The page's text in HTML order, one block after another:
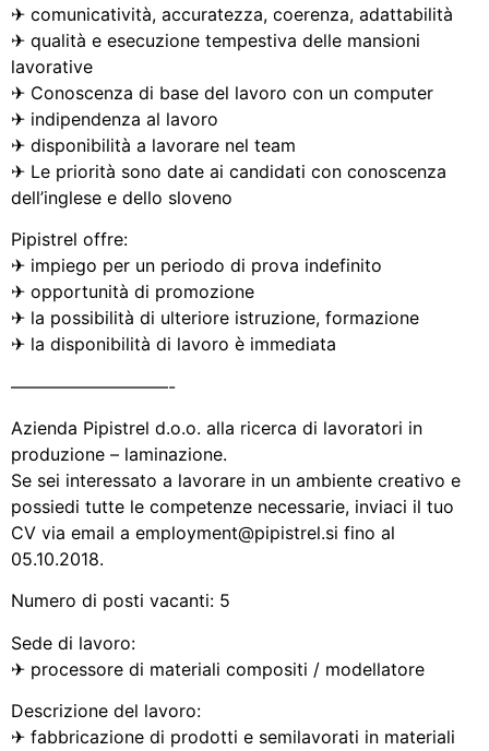
✈ comunicatività, accuratezza, coerenza, adattabilità
✈ qualità e esecuzione tempestiva delle mansioni
lavorative
✈ Conoscenza di base del lavoro con un computer
✈ indipendenza al lavoro
✈ disponibilità a lavorare nel team
✈ Le priorità sono date ai candidati con conoscenza
dell’inglese e dello sloveno
Pipistrel offre:
✈ impiego per un periodo di prova indefinito
✈ opportunità di promozione
✈ la possibilità di ulteriore istruzione, formazione
✈ la disponibilità di lavoro è immediata
—————————-
Azienda Pipistrel d.o.o. alla ricerca di lavoratori in
produzione – laminazione.
Se sei interessato a lavorare in un ambiente creativo e
possiedi tutte le competenze necessarie, inviaci il tuo
CV via email a employment@pipistrel.si fino al
05.10.2018.
Numero di posti vacanti: 5
Sede di lavoro:
✈ processore di materiali compositi / modellatore
Descrizione del lavoro:
✈ fabbricazione di prodotti e semilavorati in materiali